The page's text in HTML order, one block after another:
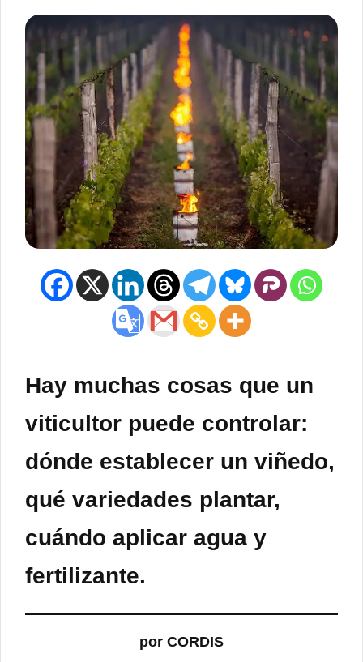
Hay muchas cosas que un
viticultor puede controlar:
dónde establecer un viñedo,
qué variedades plantar,
cuándo aplicar agua y
fertilizante.
por CORDIS